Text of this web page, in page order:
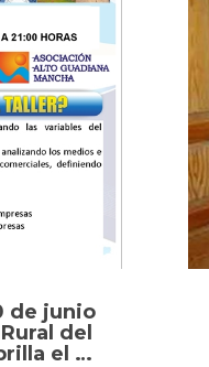
de junio
del
el 4º